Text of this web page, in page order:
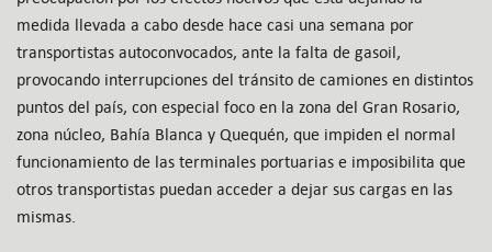
medida llevada a cabo desde hace casi una semana por
transportistas autoconvocados, ante la falta de gasoil,
provocando interrupciones del tránsito de camiones en distintos
puntos del país, con especial foco en la zona del Gran Rosario,
zona núcleo, Bahía Blanca y Quequén, que impiden el normal
funcionamiento de las terminales portuarias e imposibilita que
otros transportistas puedan acceder a dejar sus cargas en las
mismas.